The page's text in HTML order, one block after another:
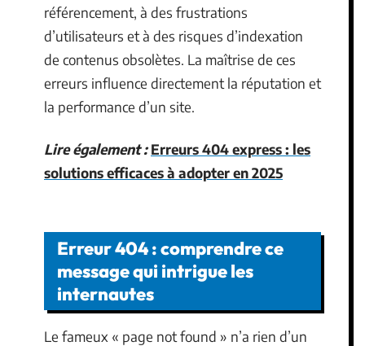
référencement, à des frustrations
d’utilisateurs et à des risques d’indexation
de contenus obsolètes. La maîtrise de ces
erreurs influence directement la réputation et
la performance d’un site.
Lire également : Erreurs 404 express : les
solutions efficaces à adopter en 2025
Erreur 404 : comprendre ce
message qui intrigue les
internautes
Le fameux « page not found » n’a rien d’un